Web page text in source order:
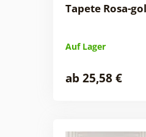
Tapete Rosa-
Auf Lager
ab 25,58 €